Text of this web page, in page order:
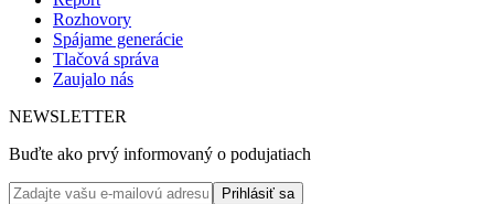
Rozhovory
Spájame generácie
Tlačová správa
Zaujalo nás
NEWSLETTER
Buďte ako prvý informovaný o podujatiach